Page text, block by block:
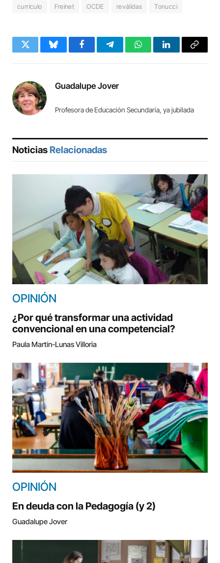
currículo Freinet OCDE reválidas Tonucci
Twitter BlueskyFacebookTelegramWhatsAppLinkedInCopy
Guadalupe Jover
Profesora de Educación Secundaria, ya jubilada
Noticias Relacionadas
OPINIÓN
¿Por qué transformar una actividad
convencional en una competencial?
Paula Martín-Lunas Villoria
OPINIÓN
En deuda con la Pedagogía (y 2)
Guadalupe Jover